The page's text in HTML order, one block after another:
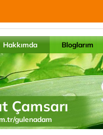
Hakkımda Bloglarım
Çamsarı
gulenadam